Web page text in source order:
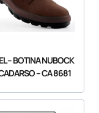
– BOTINA NUBOCK
– CA 8681